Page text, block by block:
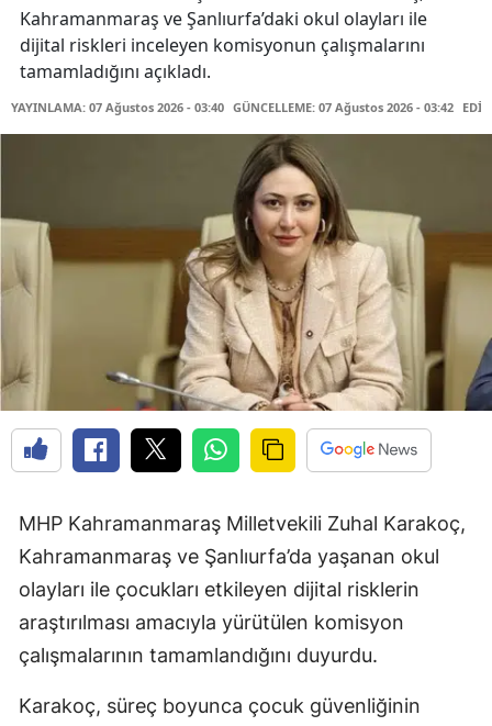
Kahramanmaraş ve Şanlıurfa’daki okul olayları ile
dijital riskleri inceleyen komisyonun çalışmalarını
tamamladığını açıkladı.
YAYINLAMA: 07 Ağustos 2026 - 03:40 GÜNCELLEME: 07 Ağustos 2026 - 03:42
MHP Kahramanmaraş Milletvekili Zuhal Karakoç,
Kahramanmaraş ve Şanlıurfa’da yaşanan okul
olayları ile çocukları etkileyen dijital risklerin
araştırılması amacıyla yürütülen komisyon
çalışmalarının tamamlandığını duyurdu.
Karakoç, süreç boyunca çocuk güvenliğinin